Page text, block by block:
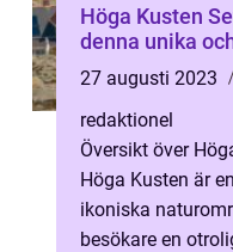
Höga Kusten
denna unika
27 augusti 2023
redaktionel
Översikt över
Höga Kusten är
ikoniska
besökare en